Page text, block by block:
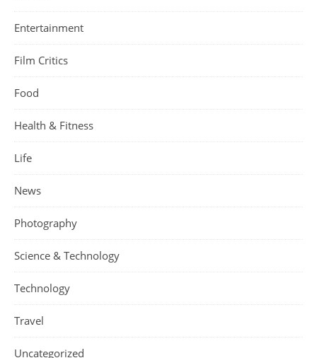
Entertainment
Film Critics
Food
Health & Fitness
Life
News
Photography
Science & Technology
Technology
Travel
Uncategorized